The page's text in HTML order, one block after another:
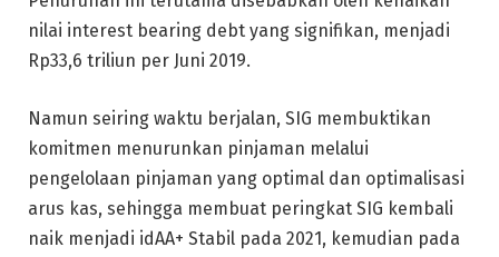
nilai interest bearing debt yang signifikan, menjadi
Rp33,6 triliun per Juni 2019.
Namun seiring waktu berjalan, SIG membuktikan
komitmen menurunkan pinjaman melalui
pengelolaan pinjaman yang optimal dan optimalisasi
arus kas, sehingga membuat peringkat SIG kembali
naik menjadi idAA+ Stabil pada 2021, kemudian pada